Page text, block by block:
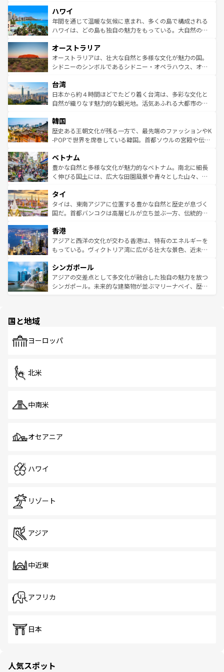
ば市内交通費無料で観光を楽しむこともできる。 なお、新
着のスイス情報はコンテンツ一覧 を参照してほしい。
のような巨大都市は、観光、ショッピング、エンターテイ
ンメントが詰まった刺激的なスポットだ。一方、アメリカ
西部には大自然が広がり、グランドキャニオンやイエロー
部のニューオーリンズでは、音楽と美食が融合した独特の
文化が魅力。旅行者はアメリカの各地域で異なる魅力を楽
しみながら、その多様性と豊かな歴史を感じることができ
ならではの贅沢な旅のスタイルだ。 なお、新着のアメリカ
情報はコンテンツ一覧を参照してほしい。
ハワイ
年間を通じて温暖な気候に恵まれ、多くの島で構成される
ハワイは、どの島も独自の魅力をもっている。大自然の神
ワイ島は見逃せない。また、定番の観光地といえばオアフ
島だが、静かな自然を求めるならマウイ島やカウアイ島が
おすすめ。エメラルドグリーンに輝く海をはじめ、豊かな
れるおもてなしの心で訪れる人々を迎えてくれるハワイの
人々、おいしいローカルフードやハワイアンミュージッ
ク、伝統的なフラダンスなど、すべてがハワイの魅力を彩
ワイを、存分に味わってほしい。 なお、新着のハワイ情報
はコンテンツ一覧を参照してほしい。
オーストラリア
オーストラリアは、壮大な自然と多様な文化が魅力の国。
シドニーのシンボルであるシドニー・オペラハウス、オー
リアリーフや大陸中央部にそびえるウルル（エアーズロッ
ク）、タスマニアの美しい原生林やケアンズの熱帯雨林な
ど、見どころがたくさん。また、カフェやワイン、オージ
いる。アクティビティも充実しており、サーフィンやダイ
ビング、ハイキングなど、アウトドア好きにはたまらな
い。オーストラリアの多彩な魅力を存分に味わいつくそ
参照してほしい。
台湾
日本から約４時間ほどでたどり着く台湾は、多彩な文化と
自然が織りなす魅力的な観光地。活気あふれる大都市の台
ン）、静ひつな山岳地帯である台湾東部など、都市の喧騒
と山間の静けさが共存しており、訪れる人に新しい発見と
驚きをもたらしてくれる。また、奥深い台湾の食文化も魅
容にもいいと評判のスイーツなど、バラエティ豊かな料理
が味わえる。 なお、新着の台湾情報は コンテンツ一覧を参
照してほしい。
韓国
歴史ある王朝文化が残る一方で、最先端のファッションやK
-POPで世界を席巻している韓国。首都ソウルの宮殿や伝統
き、地方に足を延ばせば四季折々の自然美を楽しむことが
できる。そして、キムチや焼肉、絶品のストリートフード
まで、さまざまな韓国料理が待っている。夜には、韓国な
リティに包まれながら、韓国の多彩な魅力を心ゆくまで味
わってみてほしい。 なお、新着の韓国情報はコンテンツ一
覧を参照してほしい。
ベトナム
豊かな自然と多様な文化が魅力的なベトナム。南北に細長
く伸びる国土には、広大な田園風景や青々とした山々、世
急速な発展と共に伝統が息づく。ハノイの古い町並みやホ
ーチミン市のフランス統治時代の建物も、独特の雰囲気を
醸し出している。また、バラエティの豊かさとおいしさで
とつ。フォーやバインミー、ベトナムコーヒーなどは、ぜ
ひ現地で味わいたい。どの地域を訪れてもあたたかい人々
が旅行者を迎えてくれるので、きっと忘れられない旅にな
参照してほしい。
タイ
タイは、東南アジアに位置する豊かな自然と歴史が息づく
国だ。首都バンコクは高層ビルが立ち並ぶ一方、伝統的な
の活気が交差している。北部ではチェンマイなどの山岳地
帯で自然と触れ合い、南部ではプーケットやクラビの美し
いビーチでリゾート気分を楽しむことができる。タイ料理
激する。気候は一年中温暖で、どの季節にも異なる楽しみ
が待っている。親しみやすいタイの人々、仏教を中心とし
た文化、そして多様な観光資源が、訪れる旅人を魅了し続
香港
アジアと西洋の文化が交わる香港は、特有のエネルギーを
もっている。ヴィクトリア湾に広がる壮大な景色、近未来
み、どこを訪れても感動するはず。観光スポットが密集し
ており、効率よく見どころを回れるのも魅力。息をのむよ
うな絶景から文化的な体験まで、香港を存分に楽しみ尽く
シンガポール
アジアの交差点として多文化が融合した独自の魅力を放つ
シンガポール。未来的な建築物が並ぶマリーナベイ、歴史
で、ホーカーズは地元の風情を楽しめる外せないスポット
国と地域
ヨーロッパ
北米
中南米
オセアニア
ハワイ
リゾート
アジア
中近東
アフリカ
日本
人気スポット